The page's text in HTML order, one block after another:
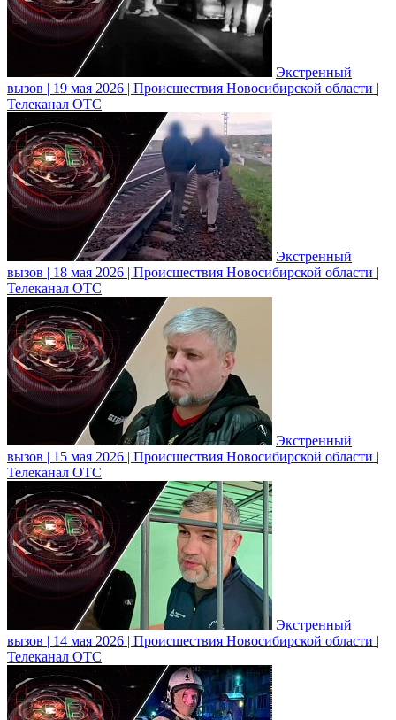
Экстренный
вызов | 19 мая 2026 | Происшествия Новосибирской области |
Телеканал ОТС
Экстренный
вызов | 18 мая 2026 | Происшествия Новосибирской области |
Телеканал ОТС
Экстренный
вызов | 15 мая 2026 | Происшествия Новосибирской области |
Телеканал ОТС
Экстренный
вызов | 14 мая 2026 | Происшествия Новосибирской области |
Телеканал ОТС